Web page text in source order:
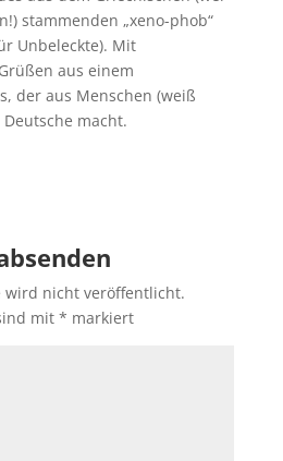
stammenden „xeno-phob“
Unbeleckte). Mit
aus einem
der aus Menschen (weiß
Deutsche macht.
wird nicht veröffentlicht.
mit * markiert